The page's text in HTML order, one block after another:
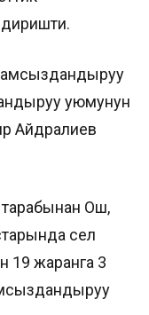
уюмунун
Айдралиев
тарабынан Ош,
сел
19 жаранга 3